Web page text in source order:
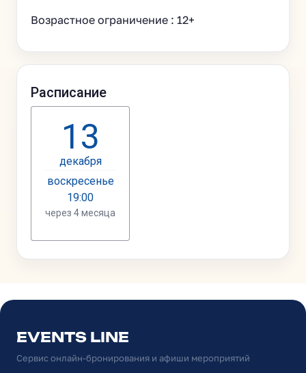
Возрастное ограничение : 12+
EVENTS LINE
Сервис онлайн-бронирования и афиши мероприятий